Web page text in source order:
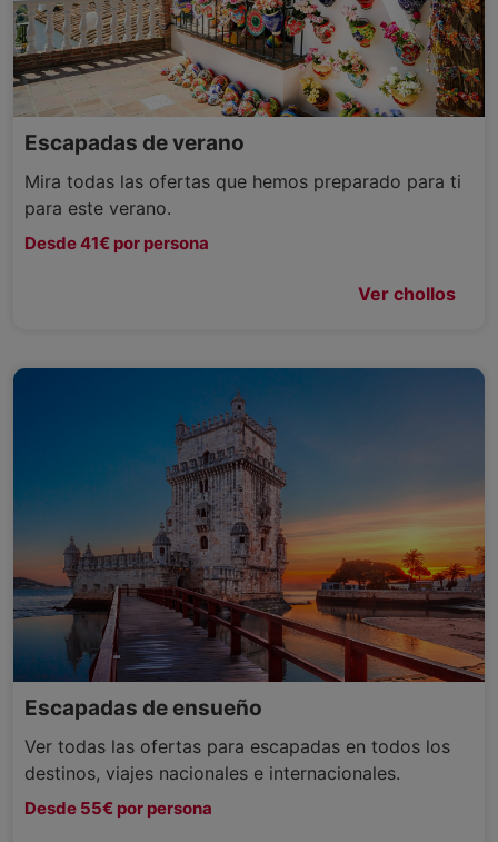
Escapadas de verano
Mira todas las ofertas que hemos preparado para ti
para este verano.
Desde 41€ por persona
Ver chollos
Escapadas de ensueño
Ver todas las ofertas para escapadas en todos los
destinos, viajes nacionales e internacionales.
Desde 55€ por persona